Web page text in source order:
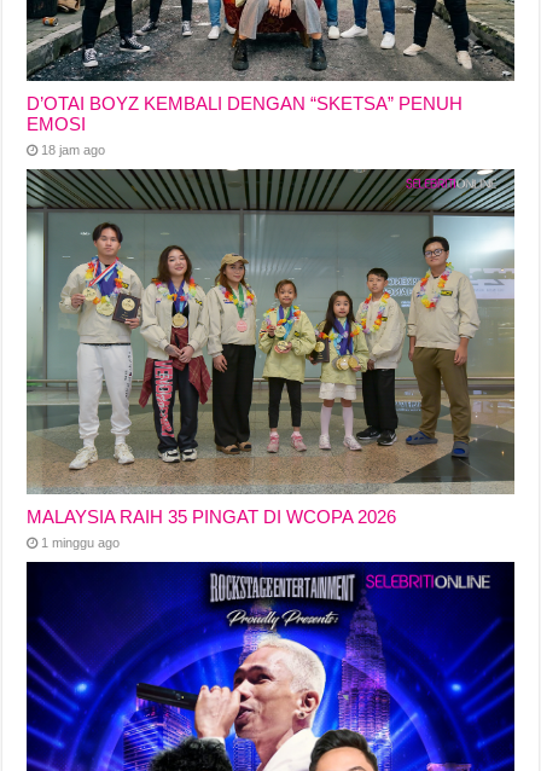
D’OTAI BOYZ KEMBALI DENGAN “SKETSA” PENUH
EMOSI
18 jam ago
MALAYSIA RAIH 35 PINGAT DI WCOPA 2026
1 minggu ago